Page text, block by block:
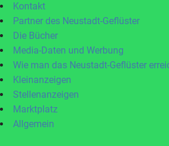
Kontakt
Partner des Neustadt-Geflüster
Die Bücher
Media-Daten und Werbung
Wie man das Neustadt-Geflüster
Kleinanzeigen
Stellenanzeigen
Marktplatz
Allgemein